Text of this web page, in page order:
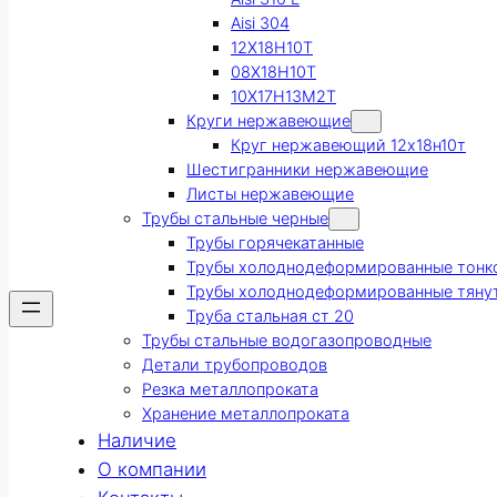
Aisi 304
12Х18Н10Т
08Х18Н10Т
10Х17Н13М2Т
Круги нержавеющие
Круг нержавеющий 12х18н10т
Шестигранники нержавеющие
Листы нержавеющие
Трубы стальные черные
Трубы горячекатанные
Трубы холоднодеформированные
Трубы холоднодеформированные
Труба стальная ст 20
Трубы стальные водогазопроводные
Детали трубопроводов
Резка металлопроката
Хранение металлопроката
Наличие
О компании